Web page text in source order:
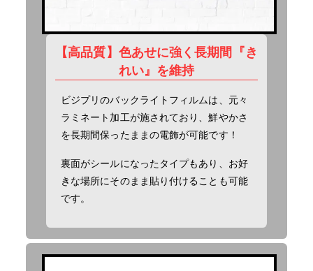
【高品質】色あせに強く長期間『き
れい』を維持
ビジプリのバックライトフィルムは、元々
ラミネート加工が施されており、鮮やかさ
を長期間保ったままの電飾が可能です！
裏面がシールになったタイプもあり、お好
きな場所にそのまま貼り付けることも可能
です。